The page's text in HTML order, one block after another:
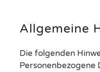
Allgemeine
Die folgenden